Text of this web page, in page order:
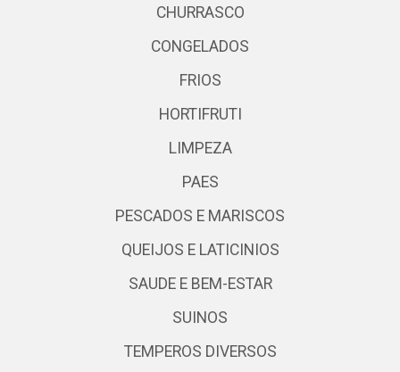
CHURRASCO
CONGELADOS
FRIOS
HORTIFRUTI
LIMPEZA
PAES
PESCADOS E MARISCOS
QUEIJOS E LATICINIOS
SAUDE E BEM-ESTAR
SUINOS
TEMPEROS DIVERSOS